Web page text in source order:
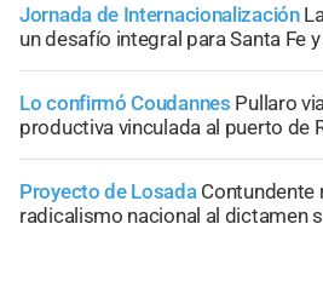
Jornada de Internacionalización
un desafío integral para Santa Fe
Lo confirmó Coudannes Pullaro
productiva vinculada al puerto de
Proyecto de Losada Contundente
radicalismo nacional al dictamen